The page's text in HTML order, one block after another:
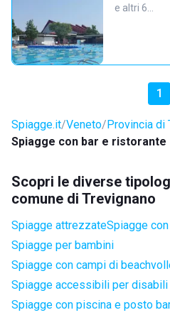
e altri 6…
1
Spiagge.it Veneto Provincia di
Spiagge con bar e ristorante
Scopri le diverse
comune di Trevignano
Spiagge attrezzateSpiagge
Spiagge per bambini
Spiagge con campi di
Spiagge accessibili per disabili
Spiagge con piscina e posto